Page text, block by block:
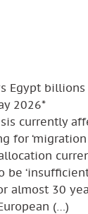
Egypt
2026*
currently
for
almost 30
(…)